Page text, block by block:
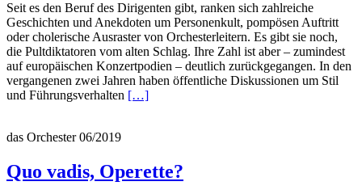
Seit es den Beruf des Dirigenten gibt, ranken sich zahlreiche
Geschichten und Anekdoten um Personenkult, pompösen Auftritt
oder cholerische Ausraster von Orchesterleitern. Es gibt sie noch,
die Pultdiktatoren vom alten Schlag. Ihre Zahl ist aber – zumindest
auf europäischen Konzertpodien – deutlich zurückgegangen. In den
vergangenen zwei Jahren haben öffentliche Diskussionen um Stil
und Führungsverhalten Read
ihr
Führungsstil
[…]
das Orchester 06/2019
Quo vadis, Operette?